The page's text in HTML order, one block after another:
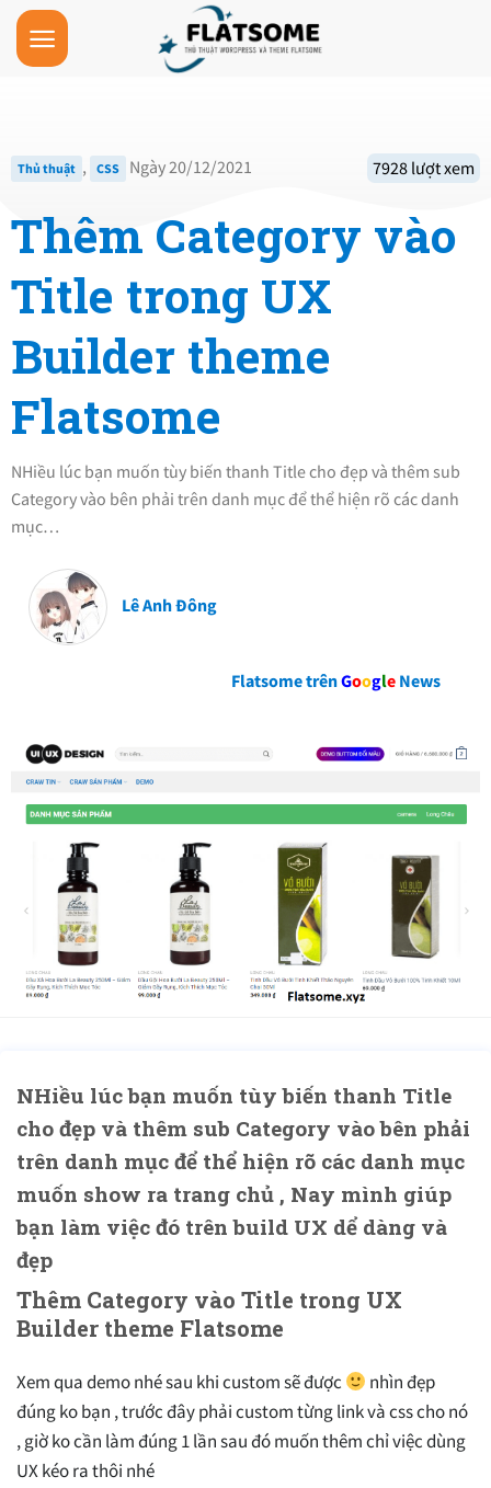
Skip
content
Thủ thuật , CSS Ngày 20/12/2021 7928 lượt xem
Thêm Category vào
Title trong UX
Builder theme
Flatsome
NHiều lúc bạn muốn tùy biến thanh Title cho đẹp và thêm sub
Category vào bên phải trên danh mục để thể hiện rõ các danh
mục…
Lê Anh Đông
Flatsome trênGoogle News
NHiều lúc bạn muốn tùy biến thanh Title
cho đẹp và thêm sub Category vào bên phải
trên danh mục để thể hiện rõ các danh mục
muốn show ra trang chủ , Nay mình giúp
bạn làm việc đó trên build UX dể dàng và
đẹp
Thêm Category vào Title trong UX
Builder theme Flatsome
Xem qua demo nhé sau khi custom sẽ được
nhìn đẹp
đúng ko bạn , trước đây phải custom từng link và css cho nó
, giờ ko cần làm đúng 1 lần sau đó muốn thêm chỉ việc dùng
UX kéo ra thôi nhé